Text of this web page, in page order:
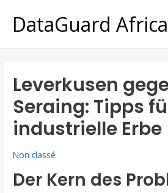
DataGuard Africa
Leverkusen
Seraing: Tipps
industrielle Erbe
Non classé
Der Kern des